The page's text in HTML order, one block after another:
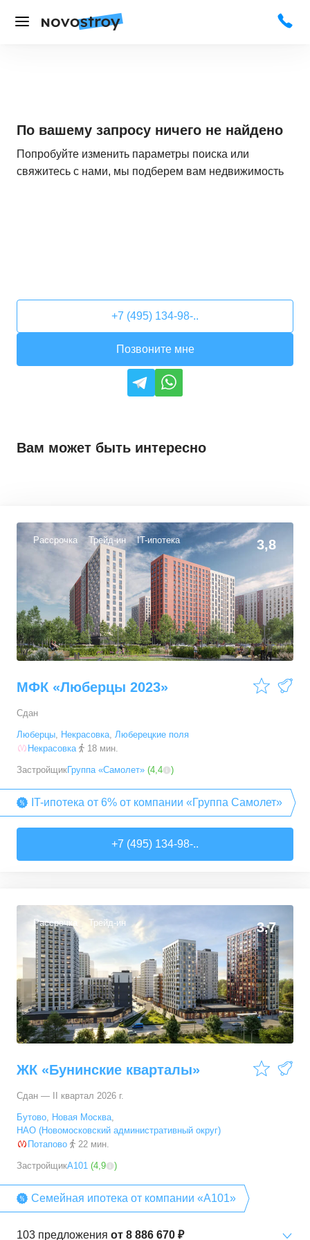
По вашему запросу ничего не найдено
Попробуйте изменить параметры поиска или
свяжитесь с нами, мы подберем вам недвижимость
+7 (495) 134-98-..
Позвоните мне
Вам может быть интересно
Рассрочка Трейд-ин IT-ипотека 3,8
МФК «Люберцы 2023»
Сдан
Люберцы, Некрасовка, Люберецкие поля
Некрасовка
18 мин.
ЗастройщикГруппа «Самолет» (4,4 )
IT-ипотека от 6% от компании «Группа Самолет»
+7 (495) 134-98-..
Рассрочка Трейд-ин 3,7
ЖК «Бунинские кварталы»
Сдан — II квартал 2026 г.
Бутово, Новая Москва,
НАО (Новомосковский административный округ)
Потапово
22 мин.
ЗастройщикА101 (4,9 )
Семейная ипотека от компании «А101»
103 предложения от 8 886 670 ₽